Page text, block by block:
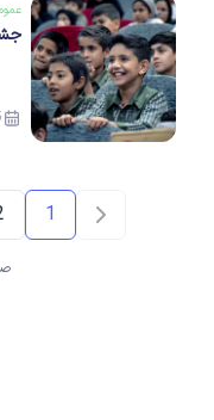
5
1